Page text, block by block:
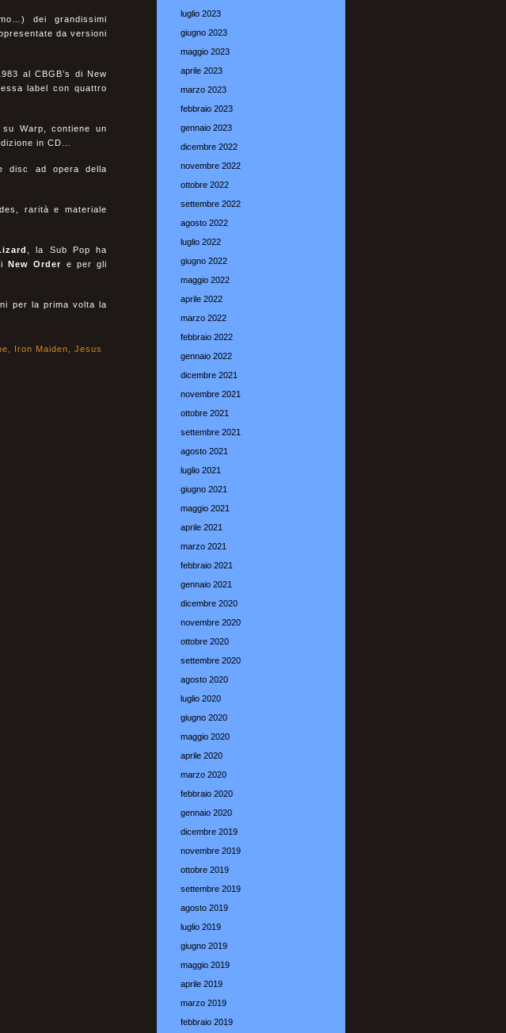
dei grandissimi
da versioni
al CBGB’s di New
label con quattro
su Warp, contiene un
in CD…
disc ad opera della
rarità e materiale
, la Sub Pop ha
iNew Order e per gli
per la prima volta la
Iron Maiden
Jesus
luglio 2023
giugno 2023
maggio 2023
aprile 2023
marzo 2023
febbraio 2023
gennaio 2023
dicembre 2022
novembre 2022
ottobre 2022
settembre 2022
agosto 2022
luglio 2022
giugno 2022
maggio 2022
aprile 2022
marzo 2022
febbraio 2022
gennaio 2022
dicembre 2021
novembre 2021
ottobre 2021
settembre 2021
agosto 2021
luglio 2021
giugno 2021
maggio 2021
aprile 2021
marzo 2021
febbraio 2021
gennaio 2021
dicembre 2020
novembre 2020
ottobre 2020
settembre 2020
agosto 2020
luglio 2020
giugno 2020
maggio 2020
aprile 2020
marzo 2020
febbraio 2020
gennaio 2020
dicembre 2019
novembre 2019
ottobre 2019
settembre 2019
agosto 2019
luglio 2019
giugno 2019
maggio 2019
aprile 2019
marzo 2019
febbraio 2019